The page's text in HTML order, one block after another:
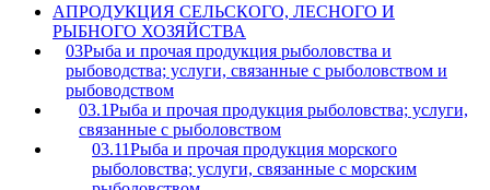
AПРОДУКЦИЯ СЕЛЬСКОГО, ЛЕСНОГО И
РЫБНОГО ХОЗЯЙСТВА
03Рыба и прочая продукция рыболовства и
рыбоводства; услуги, связанные с рыболовством и
рыбоводством
03.1Рыба и прочая продукция рыболовства; услуги,
связанные с рыболовством
03.11Рыба и прочая продукция морского
рыболовства; услуги, связанные с морским